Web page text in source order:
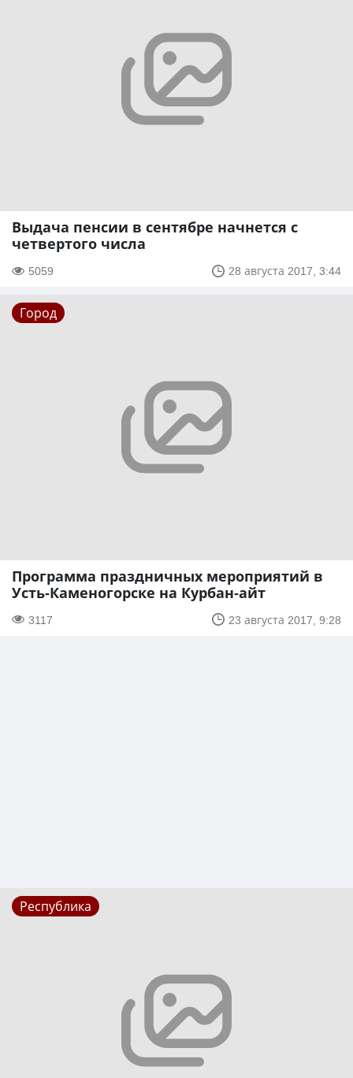
Выдача пенсии в сентябре начнется с
четвертого числа
5059 28 августа 2017, 3:44
Город
Программа праздничных мероприятий в
Усть-Каменогорске на Курбан-айт
3117 23 августа 2017, 9:28
Республика